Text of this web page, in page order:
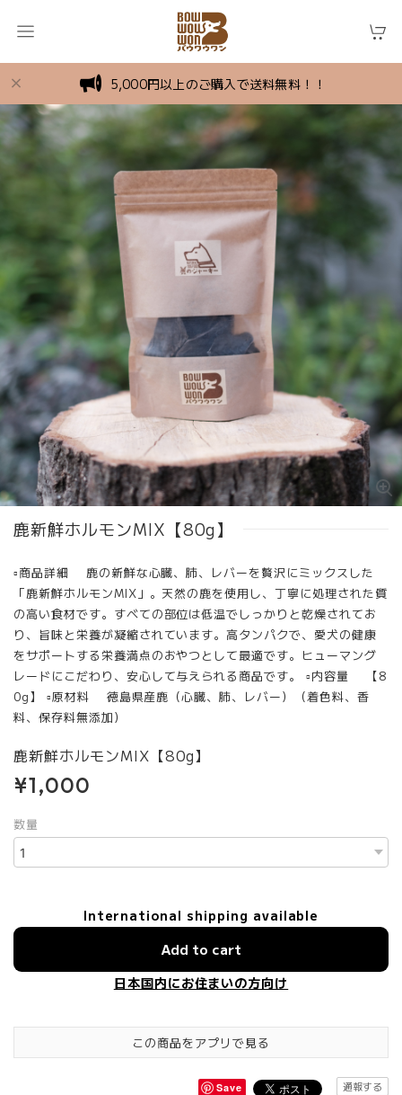
5,000円以上のご購入で送料無料！！
鹿新鮮ホルモンMIX【80g】
▫︎商品詳細 鹿の新鮮な心臓、肺、レバーを贅沢にミックスした
「鹿新鮮ホルモンMIX」。天然の鹿を使用し、丁寧に処理された質
の高い食材です。すべての部位は低温でしっかりと乾燥されてお
り、旨味と栄養が凝縮されています。高タンパクで、愛犬の健康
をサポートする栄養満点のおやつとして最適です。ヒューマング
レードにこだわり、安心して与えられる商品です。 ▫︎内容量 【8
0g】 ▫︎原材料 徳島県産鹿（心臓、肺、レバー）（着色料、香
料、保存料無添加）
鹿新鮮ホルモンMIX【80g】
¥1,000
数量
International shipping available
Add to cart
日本国内にお住まいの方向け
この商品をアプリで見る
Save 通報する